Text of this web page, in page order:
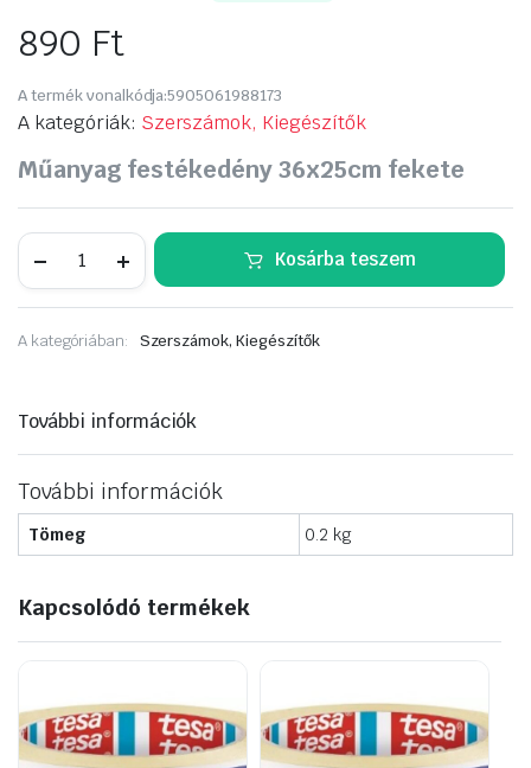
890 Ft
A termék vonalkódja:5905061988173
A kategóriák: Szerszámok, Kiegészítők
Műanyag festékedény 36x25cm fekete
36*25cm
mennyiség
Kosárba teszem
A kategóriában: Szerszámok, Kiegészítők
További információk
További információk
Tömeg 0.2 kg
Kapcsolódó termékek